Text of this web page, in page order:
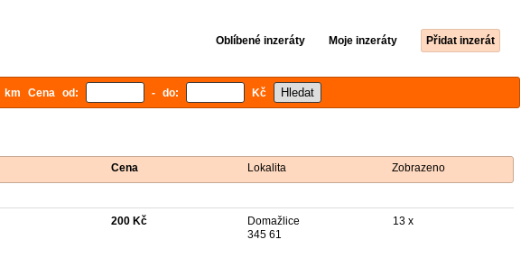
Oblíbené inzeráty Moje inzeráty Přidat inzerát
km Cena od: - do: Kč
Cena Lokalita Zobrazeno
200 Kč
Domažlice
345 61
13 x